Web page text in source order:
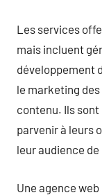
Les services
mais incluent
développement
le marketing
contenu. Ils
parvenir à leurs
leur audience
Une agence